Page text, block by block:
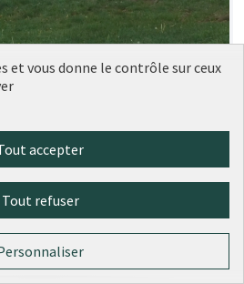
de la mairie
et vous donne le contrôle sur ceux
accepter
Tout refuser